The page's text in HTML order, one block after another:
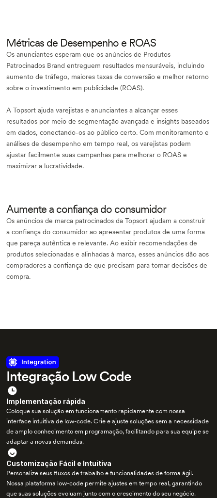
Métricas de Desempenho e ROAS
Os anunciantes esperam que os anúncios de Produtos
Patrocinados Brand entreguem resultados mensuráveis, incluindo
aumento de tráfego, maiores taxas de conversão e melhor retorno
sobre o investimento em publicidade (ROAS).
A Topsort ajuda varejistas e anunciantes a alcançar esses
resultados por meio de segmentação avançada e insights baseados
em dados, conectando-os ao público certo. Com monitoramento e
análises de desempenho em tempo real, os varejistas podem
ajustar facilmente suas campanhas para melhorar o ROAS e
maximizar a lucratividade.
Aumente a confiança do consumidor
Os anúncios de marca patrocinados da Topsort ajudam a construir
a confiança do consumidor ao apresentar produtos de uma forma
que pareça autêntica e relevante. Ao exibir recomendações de
produtos selecionadas e alinhadas à marca, esses anúncios dão aos
compradores a confiança de que precisam para tomar decisões de
compra.
Integração Low Code
Implementação rápida
Coloque sua solução em funcionamento rapidamente com nossa
interface intuitiva de low-code. Crie e ajuste soluções sem a necessidade
de amplo conhecimento em programação, facilitando para sua equipe se
adaptar a novas demandas.
Customização Fácil e Intuitiva
Personalize seus fluxos de trabalho e funcionalidades de forma ágil.
Nossa plataforma low-code permite ajustes em tempo real, garantindo
que suas soluções evoluam junto com o crescimento do seu negócio.